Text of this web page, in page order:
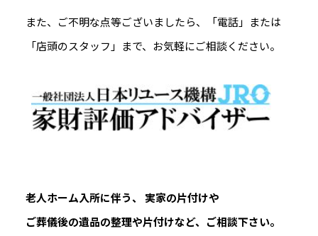
また、ご不明な点等ございましたら、「電話」または
「店頭のスタッフ」まで、お気軽にご相談ください。
老人ホーム入所に伴う、 実家の片付けや
ご葬儀後の遺品の整理や片付けなど、ご相談下さい。